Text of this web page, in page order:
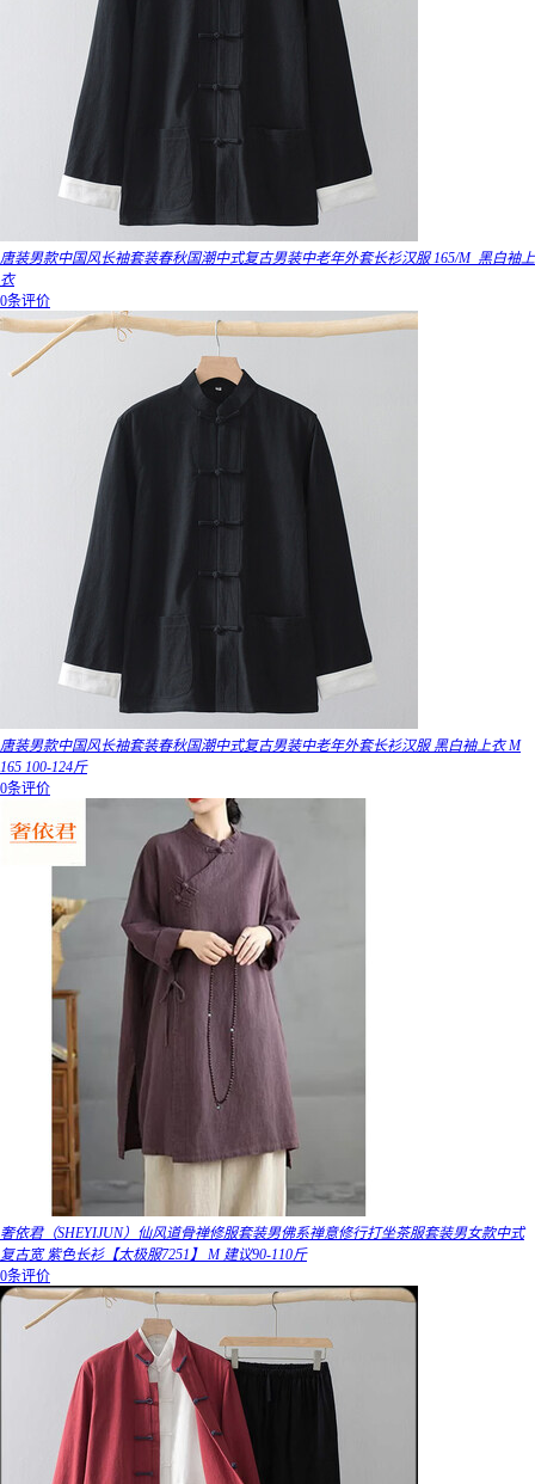
唐装男款中国风长袖套装春秋国潮中式复古男装中老年外套长衫汉服 165/M_黑白袖上
衣
0条评价
唐装男款中国风长袖套装春秋国潮中式复古男装中老年外套长衫汉服 黑白袖上衣 M
165 100-124斤
0条评价
奢依君（SHEYIJUN）仙风道骨禅修服套装男佛系禅意修行打坐茶服套装男女款中式
复古宽 紫色长衫【太极服7251】 M 建议90-110斤
0条评价